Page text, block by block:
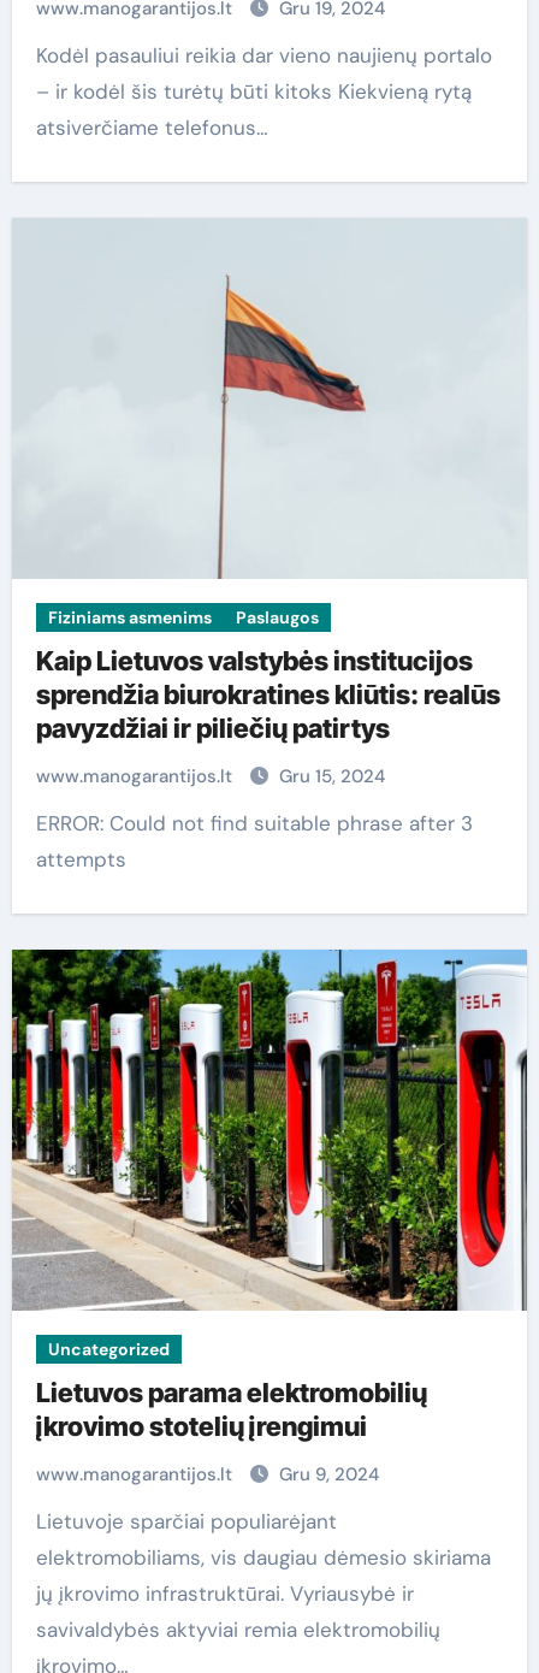
www.manogarantijos.lt Gru 19, 2024
Kodėl pasauliui reikia dar vieno naujienų portalo
– ir kodėl šis turėtų būti kitoks Kiekvieną rytą
atsiverčiame telefonus…
Fiziniams asmenims Paslaugos
Kaip Lietuvos valstybės institucijos
sprendžia biurokratines kliūtis: realūs
pavyzdžiai ir piliečių patirtys
www.manogarantijos.lt Gru 15, 2024
ERROR: Could not find suitable phrase after 3
attempts
Uncategorized
Lietuvos parama elektromobilių
įkrovimo stotelių įrengimui
www.manogarantijos.lt Gru 9, 2024
Lietuvoje sparčiai populiarėjant
elektromobiliams, vis daugiau dėmesio skiriama
jų įkrovimo infrastruktūrai. Vyriausybė ir
savivaldybės aktyviai remia elektromobilių
įkrovimo…